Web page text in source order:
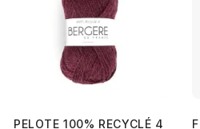
PELOTE 100% RECYCLÉ 4 -